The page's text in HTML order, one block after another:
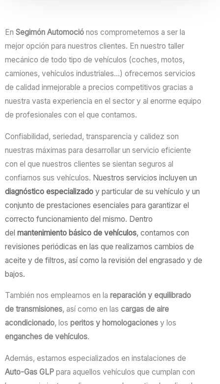
En Segimón Automoció nos comprometemos a ser la
mejor opción para nuestros clientes. En nuestro taller
mecánico de todo tipo de vehículos (coches, motos,
camiones, vehículos industriales…) ofrecemos servicios
de calidad inmejorable a precios competitivos gracias a
nuestra vasta experiencia en el sector y al enorme equipo
de profesionales con el que contamos.
Confiabilidad, seriedad, transparencia y calidez son
nuestras máximas para desarrollar un servicio eficiente
con el que nuestros clientes se sientan seguros al
confiarnos sus vehículos. Nuestros servicios incluyen un
diagnóstico especializado y particular de su vehículo y un
conjunto de prestaciones esenciales para garantizar el
correcto funcionamiento del mismo. Dentro
del mantenimiento básico de vehículos, contamos con
revisiones periódicas en las que realizamos cambios de
aceite y de filtros, así como la revisión del engrasado y de
bajos.
También nos empleamos en la reparación y equilibrado
de transmisiones, así como en las cargas de aire
acondicionado, los peritos y homologaciones y los
enganches de vehículos.
Además, estamos especializados en instalaciones de
Auto-Gas GLP para aquellos vehículos que cumplan con